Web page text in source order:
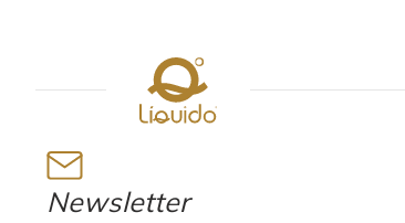
Newsletter